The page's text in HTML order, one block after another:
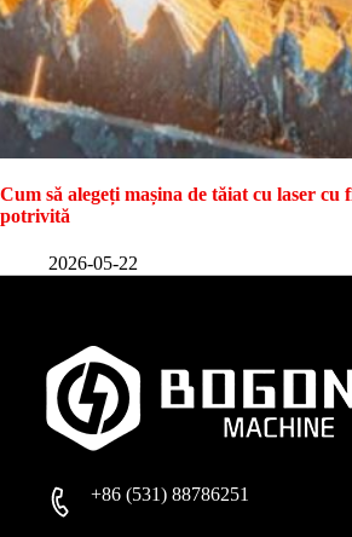
Cum să alegeți mașina de tăiat cu laser cu
potrivită
2026-05-22
+86 (531) 88786251